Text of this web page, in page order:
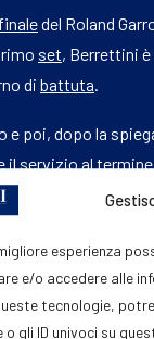
esperienza
e/o accedere alle
tecnologie,
o gli ID univoci su
finaledel Roland
set, Berrettini è
di battuta.
poi, dopo la
servizio al termine